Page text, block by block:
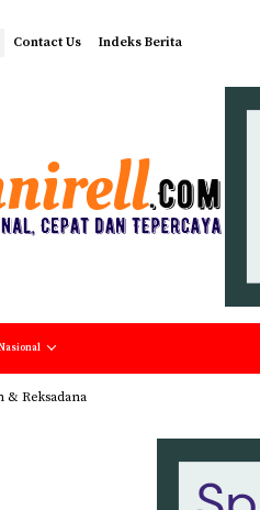
Contact Us Indeks Berita
& Reksadana